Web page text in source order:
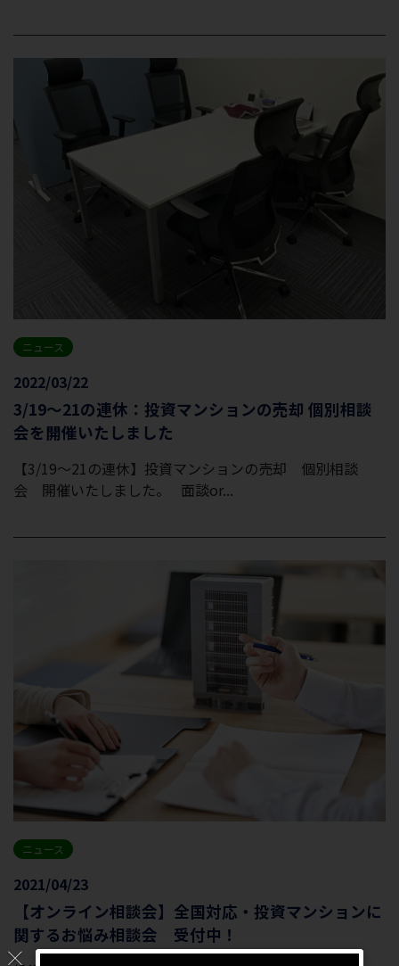
ニュース
2022/03/22
3/19～21の連休：投資マンションの売却 個別相談
会を開催いたしました
【3/19～21の連休】投資マンションの売却 個別相談
会 開催いたしました。 面談or...
ニュース
2021/04/23
【オンライン相談会】全国対応・投資マンションに
関するお悩み相談会 受付中！